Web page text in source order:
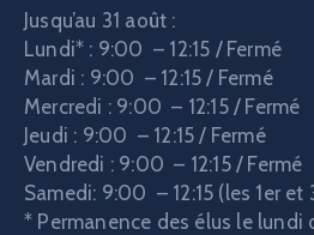
Jusqu’au 31 août :
Lundi* : 9:00 – 12:15 / Fermé
Mardi : 9:00 – 12:15 / Fermé
Mercredi : 9:00 – 12:15 / Fermé
Jeudi : 9:00 – 12:15 / Fermé
Vendredi : 9:00 – 12:15 / Fermé
Samedi: 9:00 – 12:15 (les 1er
* Permanence des élus le lundi